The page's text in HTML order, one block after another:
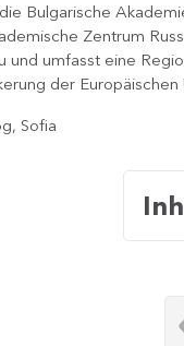
Bulgarische
Zentrum
und umfasst eine
der Europäischen
Sofia